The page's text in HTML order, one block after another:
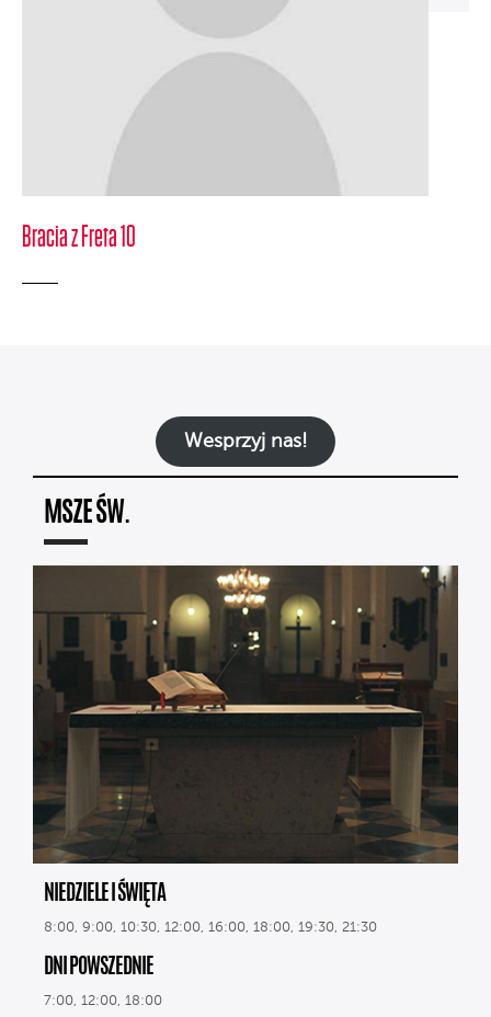
Bracia z Freta 10
Wesprzyj nas!
MSZE ŚW.
NIEDZIELE I ŚWIĘTA
8:00, 9:00, 10:30, 12:00, 16:00, 18:00, 19:30, 21:30
DNI POWSZEDNIE
7:00, 12:00, 18:00